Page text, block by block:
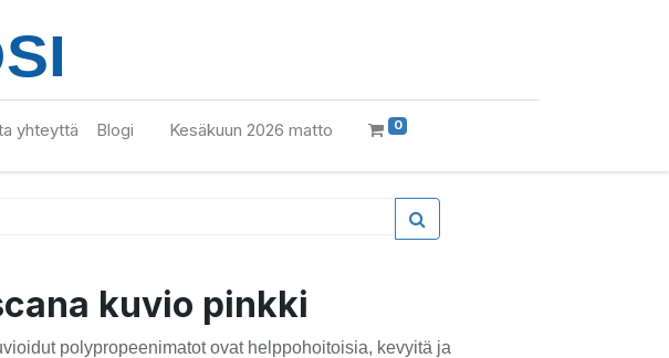
yhteyttä Blogi Kesäkuun 2026 matto 0
kuvio pinkki
polypropeenimatot ovat helppohoitoisia, kevyitä ja